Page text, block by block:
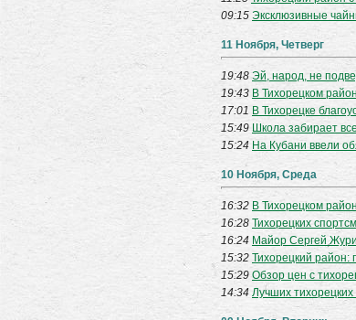
09:15 Эксклюзивные
11 Ноября, Четверг
19:48 Эй, народ, не
19:43 В Тихорецком
17:01 В Тихорецке
15:49 Школа забирает
15:24 На Кубани ввели
10 Ноября, Среда
16:32 В Тихорецком
16:28 Тихорецких
16:24 Майор Сергей
15:32 Тихорецкий район:
15:29 Обзор цен с
14:34 Лучших тихорецких